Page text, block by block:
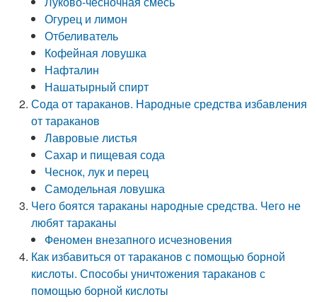
Огурец и лимон
Отбеливатель
Кофейная ловушка
Нафталин
Нашатырный спирт
Сода от тараканов. Народные средства избавления
от тараканов
Лавровые листья
Сахар и пищевая сода
Чеснок, лук и перец
Самодельная ловушка
Чего боятся тараканы народные средства. Чего не
любят тараканы
Феномен внезапного исчезновения
Как избавиться от тараканов с помощью борной
кислоты. Способы уничтожения тараканов с
помощью борной кислоты